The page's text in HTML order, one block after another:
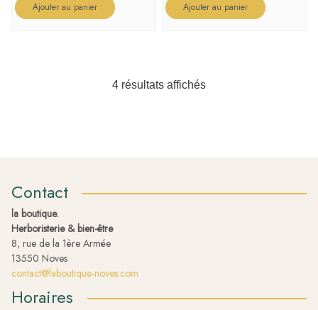
Ajouter au panier Ajouter au panier
4 résultats affichés
Contact
la boutique.
Herboristerie & bien-être
8, rue de la 1ère Armée
13550 Noves
contact@laboutique-noves.com
Horaires